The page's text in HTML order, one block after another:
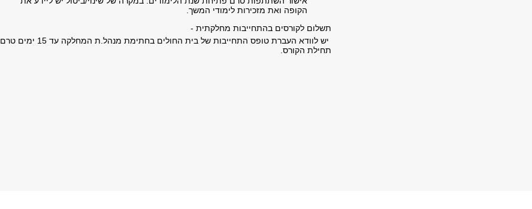
הקופה ואת מזכירות לימודי המשך.
תשלום לקורסים בהתחייבות מחלקתית -
​ יש לוודא העברת טופס התחייבות של בית החולים בחתימת מנהל.ת המחלקה עד 15 ימים טרם
תחילת הקורס.